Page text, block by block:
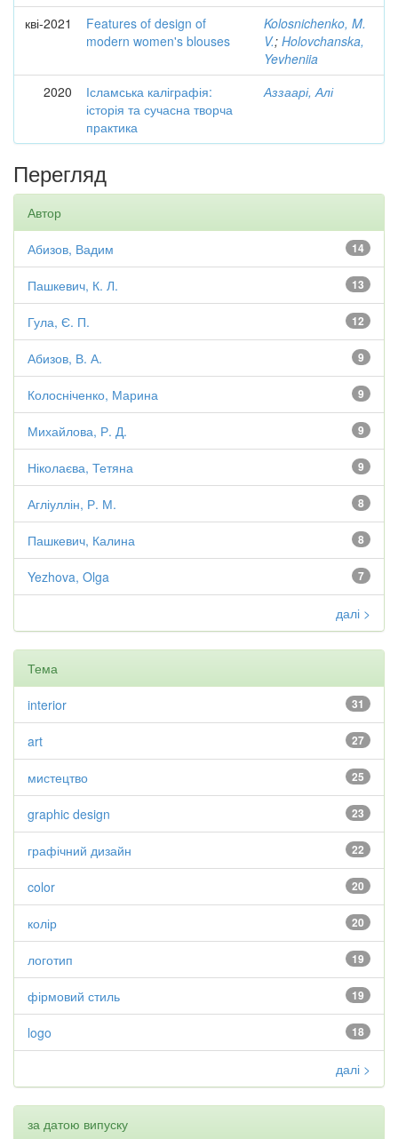
кві-2021
Features of design of
modern women's blouses
Kolosnichenko, M.
V.; Holovchanska,
Yevheniia
2020
Ісламська каліграфія:
історія та сучасна творча
практика
Аззаарі, Алі
Перегляд
Автор
14
Абизов, Вадим
13
Пашкевич, К. Л.
12
Гула, Є. П.
9
Абизов, В. А.
9
Колосніченко, Марина
9
Михайлова, Р. Д.
9
Ніколаєва, Тетяна
8
Агліуллін, Р. М.
8
Пашкевич, Калина
7
Yezhova, Olga
далі >
Тема
31
interior
27
art
25
мистецтво
23
graphic design
22
графічний дизайн
20
color
20
колір
19
логотип
19
фірмовий стиль
18
logo
далі >
за датою випуску